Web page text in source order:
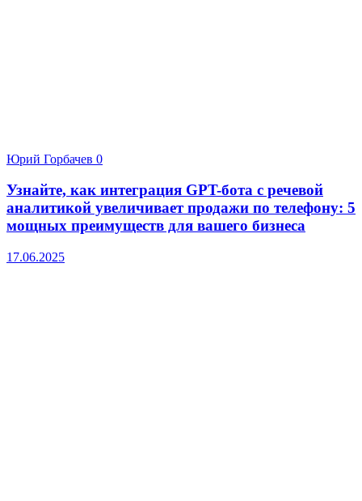
Юрий Горбачев 0
Узнайте, как интеграция GPT-бота с речевой
аналитикой увеличивает продажи по телефону: 5
мощных преимуществ для вашего бизнеса
17.06.2025